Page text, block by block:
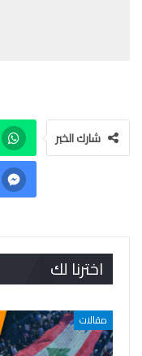
شارك الخبر
اخترنا لك
مقالات